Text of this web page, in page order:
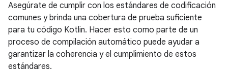
Asegúrate de cumplir con los estándares de codificación
comunes y brinda una cobertura de prueba suficiente
para tu código Kotlin. Hacer esto como parte de un
proceso de compilación automático puede ayudar a
garantizar la coherencia y el cumplimiento de estos
estándares.